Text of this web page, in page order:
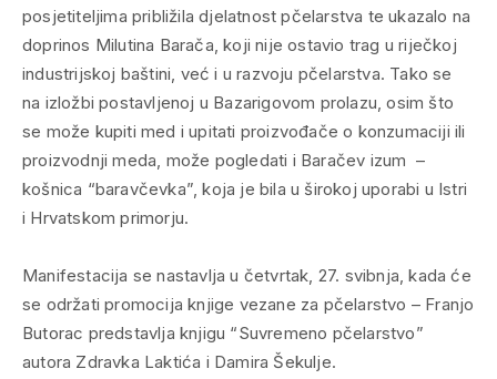
posjetiteljima približila djelatnost pčelarstva te ukazalo na
doprinos Milutina Barača, koji nije ostavio trag u riječkoj
industrijskoj baštini, već i u razvoju pčelarstva. Tako se
na izložbi postavljenoj u Bazarigovom prolazu, osim što
se može kupiti med i upitati proizvođače o konzumaciji ili
proizvodnji meda, može pogledati i Baračev izum –
košnica “baravčevka”, koja je bila u širokoj uporabi u Istri
i Hrvatskom primorju.
Manifestacija se nastavlja u četvrtak, 27. svibnja, kada će
se održati promocija knjige vezane za pčelarstvo – Franjo
Butorac predstavlja knjigu “Suvremeno pčelarstvo”
autora Zdravka Laktića i Damira Šekulje.